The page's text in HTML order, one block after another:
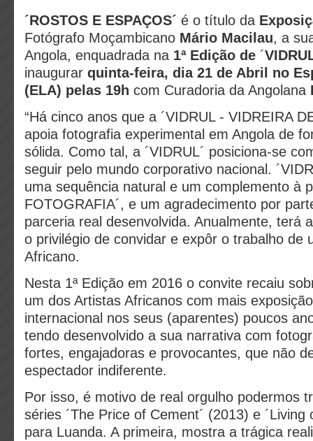
´ROSTOS E ESPAÇOS´ é o título da
Fotógrafo Moçambicano Mário Macilau, a
Angola, enquadrada na 1ª Edição de ´
inaugurar quinta-feira, dia 21 de Abril no
(ELA) pelas 19h com Curadoria da Angolana
“Há cinco anos que a ´VIDRUL - VIDREIRA
apoia fotografia experimental em Angola de
sólida. Como tal, a ´VIDRUL´ posiciona-se
seguir pelo mundo corporativo nacional.
uma sequência natural e um complemento à
FOTOGRAFIA´, e um agradecimento por
parceria real desenvolvida. Anualmente, terá
o privilégio de convidar e expôr o trabalho de
Africano.
Nesta 1ª Edição em 2016 o convite recaiu
um dos Artistas Africanos com mais
internacional nos seus (aparentes) poucos
tendo desenvolvido a sua narrativa com
fortes, engajadoras e provocantes, que não
espectador indiferente.
Por isso, é motivo de real orgulho podermos
séries ´The Price of Cement´ (2013) e ´Living
para Luanda. A primeira, mostra a trágica